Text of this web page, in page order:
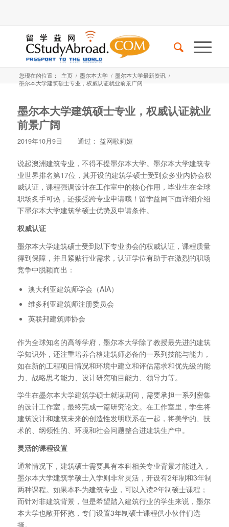
您现在的位置： 主页 / 墨尔本大学 / 墨尔本大学最新资讯 /
墨尔本大学建筑硕士专业，权威认证就业前景广阔
墨尔本大学建筑硕士专业，权威认证就业
前景广阔
2019年10月9日 通过： 益网歌莉娅
说起澳洲建筑专业，不得不提墨尔本大学。墨尔本大学建筑专
业世界排名第17位，其开设的建筑学硕士受到众多业内协会权
威认证，课程强调设计在工作室中的核心作用，毕业生在全球
职场炙手可热，还接受跨专业申请哦！留学益网下面详细介绍
下墨尔本大学建筑学硕士优势及申请条件。
权威认证
墨尔本大学建筑硕士受到以下专业协会的权威认证，课程质量
得到保障，并且紧贴行业需求，认证学位有助于在激烈的职场
竞争中脱颖而出：
澳大利亚建筑师学会（AIA）
维多利亚建筑师注册委员会
英联邦建筑师协会
作为全球知名的高等学府，墨尔本大学除了教授最先进的建筑
学知识外，还注重培养合格建筑师必备的一系列技能与能力，
如在新的工程项目情况和环境中建立和评估需求和优先级的能
力、战略思考能力、设计研究项目能力、领导力等。
学生在墨尔本大学建筑学硕士就读期间，需要承担一系列密集
的设计工作室，最终完成一篇研究论文。在工作室里，学生将
建筑设计和建筑未来的创造性发明联系在一起，将美学的、技
术的、纲领性的、环境和社会问题整合进建筑生产中。
灵活的课程设置
通常情况下，建筑硕士需要具有本科相关专业背景才能进入，
墨尔本大学建筑学硕士入学则非常灵活，开设有2年制和3年制
两种课程。如果本科为建筑专业，可以入读2年制硕士课程；
而针对非建筑背景，但是希望踏入建筑行业的学生来说，墨尔
本大学也敞开怀抱，专门设置3年制硕士课程供小伙伴们选
择。